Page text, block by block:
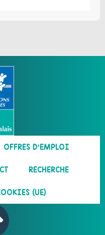
OFFRES D’EMPLOI
RECHERCHE
(UE)